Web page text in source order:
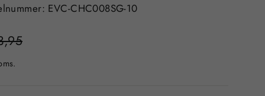
EVC-CHC008SG-10